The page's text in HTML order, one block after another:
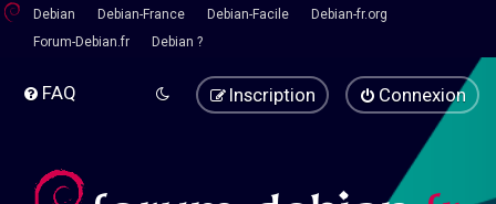
Debian Debian-France Debian-Facile
Debian-fr.org
Forum-Debian.fr
Debian ?
FAQ Connexion
Inscription